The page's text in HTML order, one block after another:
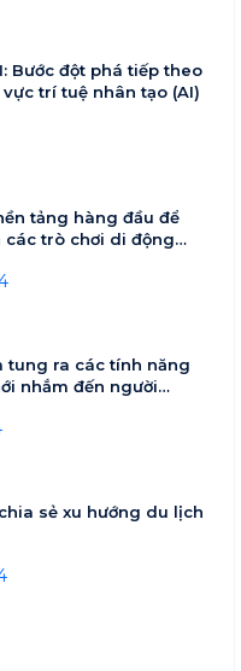
Bước đột phá tiếp theo
trí tuệ nhân tạo (AI)
tảng hàng đầu để
các trò chơi di động
tung ra các tính năng
nhắm đến người
sẻ xu hướng du lịch